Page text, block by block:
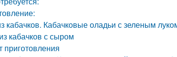
кабачков. Кабачковые оладьи с зеленым
кабачков с сыром
приготовления